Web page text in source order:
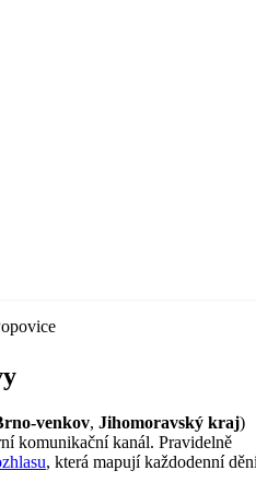
venkov, Jihomoravský kraj)
komunikační kanál. Pravidelně
, která mapují každodenní